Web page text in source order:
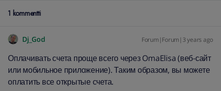
1 kommentti
Dj_God Forum|Forum|3 years ago
Оплачивать счета проще всего через OmaElisa (веб-сайт
или мобильное приложение). Таким образом, вы можете
оплатить все открытые счета.